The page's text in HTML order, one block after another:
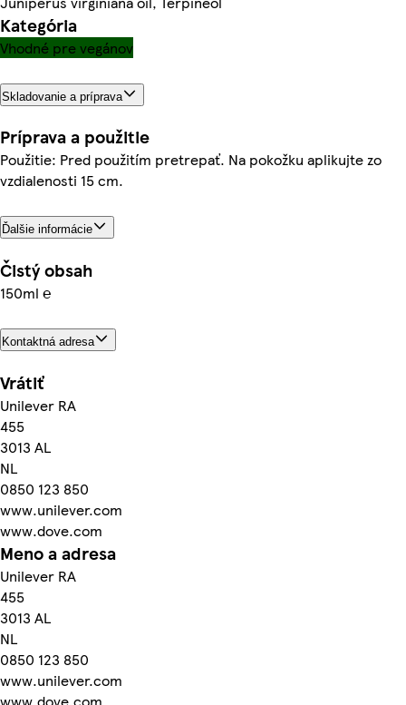
Kategória
Vhodné pre vegánov
Skladovanie a príprava
Príprava a použitie
Použitie: Pred použitím pretrepať. Na pokožku aplikujte zo
vzdialenosti 15 cm.
Ďalšie informácie
Čistý obsah
150ml ℮
Kontaktná adresa
Vrátiť
Unilever RA
455
3013 AL
NL
0850 123 850
www.unilever.com
www.dove.com
Meno a adresa
Unilever RA
455
3013 AL
NL
0850 123 850
www.unilever.com